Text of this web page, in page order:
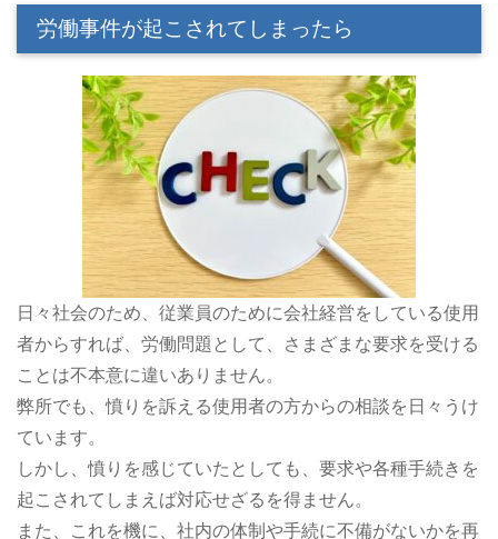
労働事件が起こされてしまったら
日々社会のため、従業員のために会社経営をしている使用
者からすれば、労働問題として、さまざまな要求を受ける
ことは不本意に違いありません。
弊所でも、憤りを訴える使用者の方からの相談を日々うけ
ています。
しかし、憤りを感じていたとしても、要求や各種手続きを
起こされてしまえば対応せざるを得ません。
また、これを機に、社内の体制や手続に不備がないかを再